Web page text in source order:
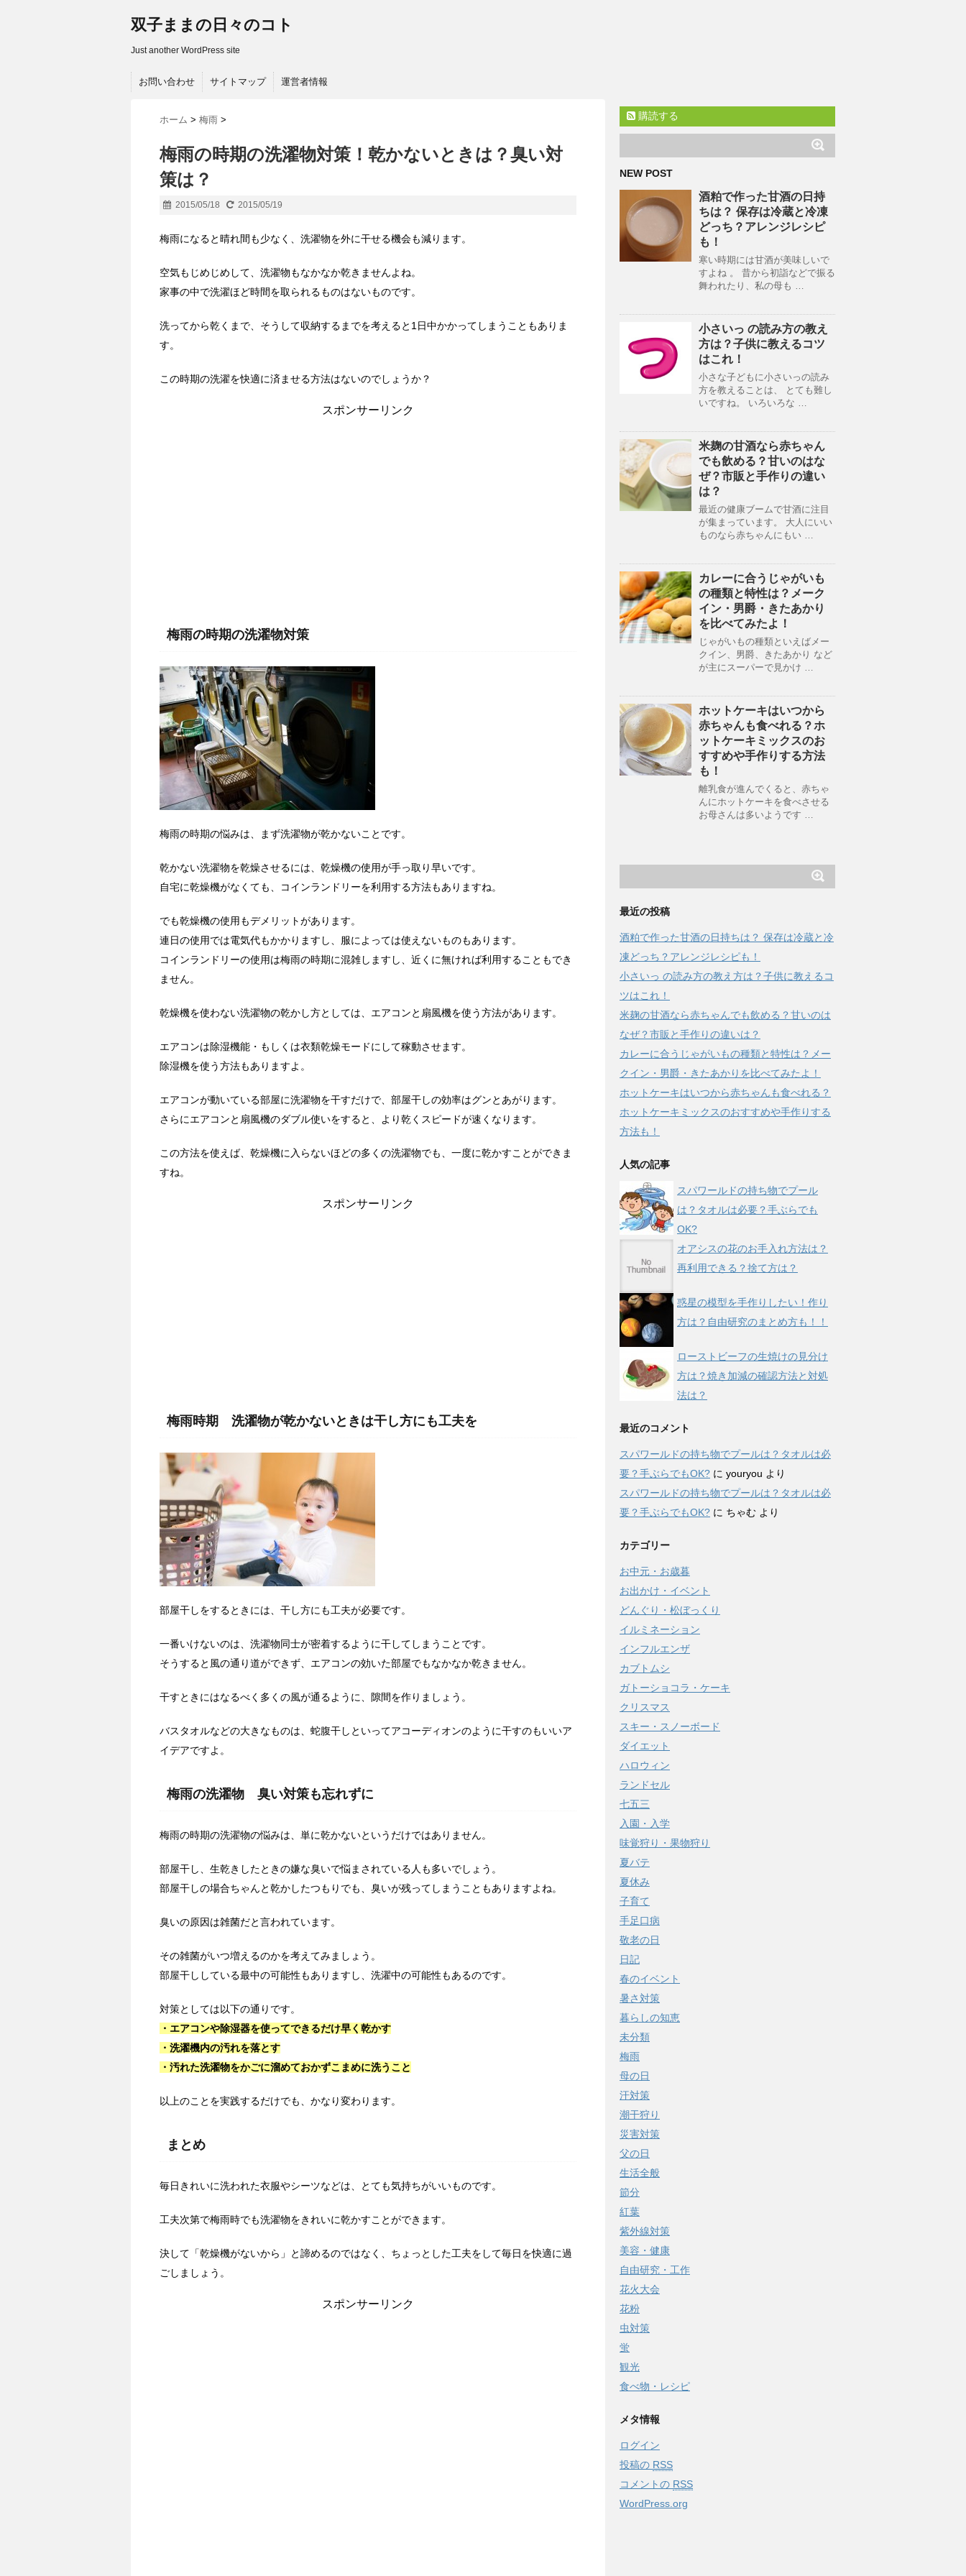
双子ままの日々のコト
Just another WordPress site
お問い合わせ サイトマップ 運営者情報
ホーム > 梅雨 >
梅雨の時期の洗濯物対策！乾かないときは？臭い対
策は？
2015/05/18 2015/05/19
梅雨になると晴れ間も少なく、洗濯物を外に干せる機会も減ります。
空気もじめじめして、洗濯物もなかなか乾きませんよね。
家事の中で洗濯ほど時間を取られるものはないものです。
洗ってから乾くまで、そうして収納するまでを考えると1日中かかってしまうこともありま
す。
この時期の洗濯を快適に済ませる方法はないのでしょうか？
スポンサーリンク
梅雨の時期の洗濯物対策
梅雨の時期の悩みは、まず洗濯物が乾かないことです。
乾かない洗濯物を乾燥させるには、乾燥機の使用が手っ取り早いです。
自宅に乾燥機がなくても、コインランドリーを利用する方法もありますね。
でも乾燥機の使用もデメリットがあります。
連日の使用では電気代もかかりますし、服によっては使えないものもあります。
コインランドリーの使用は梅雨の時期に混雑しますし、近くに無ければ利用することもでき
ません。
乾燥機を使わない洗濯物の乾かし方としては、エアコンと扇風機を使う方法があります。
エアコンは除湿機能・もしくは衣類乾燥モードにして稼動させます。
除湿機を使う方法もありますよ。
エアコンが動いている部屋に洗濯物を干すだけで、部屋干しの効率はグンとあがります。
さらにエアコンと扇風機のダブル使いをすると、より乾くスピードが速くなります。
この方法を使えば、乾燥機に入らないほどの多くの洗濯物でも、一度に乾かすことができま
すね。
スポンサーリンク
梅雨時期 洗濯物が乾かないときは干し方にも工夫を
部屋干しをするときには、干し方にも工夫が必要です。
一番いけないのは、洗濯物同士が密着するように干してしまうことです。
そうすると風の通り道ができず、エアコンの効いた部屋でもなかなか乾きません。
干すときにはなるべく多くの風が通るように、隙間を作りましょう。
バスタオルなどの大きなものは、蛇腹干しといってアコーディオンのように干すのもいいア
イデアですよ。
梅雨の洗濯物 臭い対策も忘れずに
梅雨の時期の洗濯物の悩みは、単に乾かないというだけではありません。
部屋干し、生乾きしたときの嫌な臭いで悩まされている人も多いでしょう。
部屋干しの場合ちゃんと乾かしたつもりでも、臭いが残ってしまうこともありますよね。
臭いの原因は雑菌だと言われています。
その雑菌がいつ増えるのかを考えてみましょう。
部屋干ししている最中の可能性もありますし、洗濯中の可能性もあるのです。
対策としては以下の通りです。
・エアコンや除湿器を使ってできるだけ早く乾かす
・洗濯機内の汚れを落とす
・汚れた洗濯物をかごに溜めておかずこまめに洗うこと
以上のことを実践するだけでも、かなり変わります。
まとめ
毎日きれいに洗われた衣服やシーツなどは、とても気持ちがいいものです。
工夫次第で梅雨時でも洗濯物をきれいに乾かすことができます。
決して「乾燥機がないから」と諦めるのではなく、ちょっとした工夫をして毎日を快適に過
ごしましょう。
スポンサーリンク
購読する
NEW POST
酒粕で作った甘酒の日持
ちは？ 保存は冷蔵と冷凍
どっち？アレンジレシピ
も！
寒い時期には甘酒が美味しいで
すよね 。 昔から初詣などで振る
舞われたり、私の母も …
小さいっ の読み方の教え
方は？子供に教えるコツ
はこれ！
小さな子どもに小さいっの読み
方を教えることは、 とても難し
いですね。 いろいろな …
米麹の甘酒なら赤ちゃん
でも飲める？甘いのはな
ぜ？市販と手作りの違い
は？
最近の健康ブームで甘酒に注目
が集まっています。 大人にいい
ものなら赤ちゃんにもい …
カレーに合うじゃがいも
の種類と特性は？メーク
イン・男爵・きたあかり
を比べてみたよ！
じゃがいもの種類といえばメー
クイン、男爵、きたあかり など
が主にスーパーで見かけ …
ホットケーキはいつから
赤ちゃんも食べれる？ホ
ットケーキミックスのお
すすめや手作りする方法
も！
離乳食が進んでくると、赤ちゃ
んにホットケーキを食べさせる
お母さんは多いようです …
最近の投稿
酒粕で作った甘酒の日持ちは？ 保存は冷蔵と冷
凍どっち？アレンジレシピも！
小さいっ の読み方の教え方は？子供に教えるコ
ツはこれ！
米麹の甘酒なら赤ちゃんでも飲める？甘いのは
なぜ？市販と手作りの違いは？
カレーに合うじゃがいもの種類と特性は？メー
クイン・男爵・きたあかりを比べてみたよ！
ホットケーキはいつから赤ちゃんも食べれる？
ホットケーキミックスのおすすめや手作りする
方法も！
人気の記事
スパワールドの持ち物でプール
は？タオルは必要？手ぶらでも
OK?
オアシスの花のお手入れ方法は？
再利用できる？捨て方は？
惑星の模型を手作りしたい！作り
方は？自由研究のまとめ方も！！
ローストビーフの生焼けの見分け
方は？焼き加減の確認方法と対処
法は？
最近のコメント
スパワールドの持ち物でプールは？タオルは必
要？手ぶらでもOK? に youryou より
スパワールドの持ち物でプールは？タオルは必
要？手ぶらでもOK? に ちゃむ より
カテゴリー
お中元・お歳暮
お出かけ・イベント
どんぐり・松ぼっくり
イルミネーション
インフルエンザ
カブトムシ
ガトーショコラ・ケーキ
クリスマス
スキー・スノーボード
ダイエット
ハロウィン
ランドセル
七五三
入園・入学
味覚狩り・果物狩り
夏バテ
夏休み
子育て
手足口病
敬老の日
日記
春のイベント
暑さ対策
暮らしの知恵
未分類
梅雨
母の日
汗対策
潮干狩り
災害対策
父の日
生活全般
節分
紅葉
紫外線対策
美容・健康
自由研究・工作
花火大会
花粉
虫対策
蛍
観光
食べ物・レシピ
メタ情報
ログイン
投稿の RSS
コメントの RSS
WordPress.org